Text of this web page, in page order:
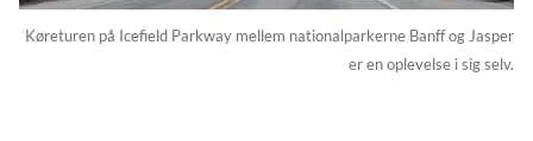
Køreturen på Icefield Parkway mellem nationalparkerne Banff og Jasper
er en oplevelse i sig selv.